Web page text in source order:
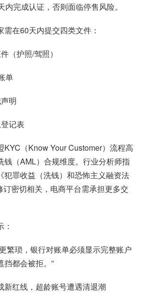
完成认证，否则面临停售风险。
在60天内提交四类文件：
（护照/驾照）
单
明
记表
KYC（Know Your Customer）流程高
钱（AML）合规维度。行业分析师指
犯罪收益（洗钱）和恐怖主义融资法
订密切相关，电商平台需承担更多交
繁琐，银行对账单必须显示完整账户
挡都会被拒。”
新红线，超龄账号遭遇清退潮